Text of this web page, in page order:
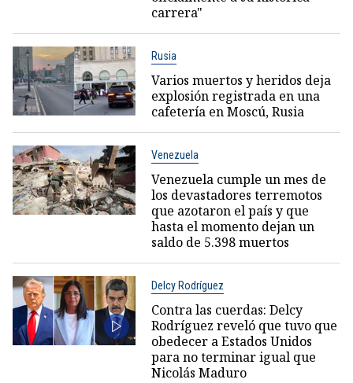
carrera"
Rusia
Varios muertos y heridos deja
explosión registrada en una
cafetería en Moscú, Rusia
Venezuela
Venezuela cumple un mes de
los devastadores terremotos
que azotaron el país y que
hasta el momento dejan un
saldo de 5.398 muertos
Delcy Rodríguez
Contra las cuerdas: Delcy
Rodríguez reveló que tuvo que
obedecer a Estados Unidos
para no terminar igual que
Nicolás Maduro